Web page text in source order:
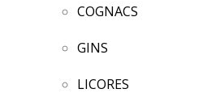
COGNACS
GINS
LICORES